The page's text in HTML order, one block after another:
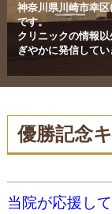
神奈川県川崎市幸
です。
クリニックの情報
ぎやかに発信して
優勝記念
当院が応援し